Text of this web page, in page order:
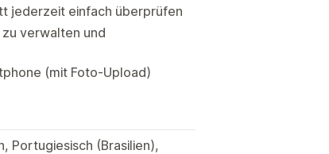
jederzeit einfach überprüfen
verwalten und
(mit Foto-Upload)
Portugiesisch (Brasilien),